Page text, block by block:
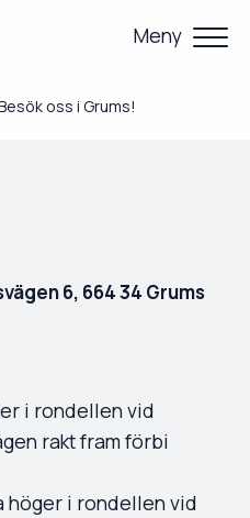
Meny
oss i Grums!
6, 664 34 Grums
i rondellen vid
rakt fram förbi
höger i rondellen vid